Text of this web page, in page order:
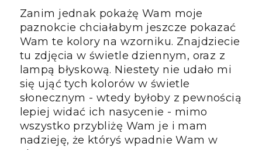
Zanim jednak pokażę Wam moje
paznokcie chciałabym jeszcze pokazać
Wam te kolory na wzorniku. Znajdziecie
tu zdjęcia w świetle dziennym, oraz z
lampą błyskową. Niestety nie udało mi
się ująć tych kolorów w świetle
słonecznym - wtedy byłoby z pewnością
lepiej widać ich nasycenie - mimo
wszystko przybliżę Wam je i mam
nadzieję, że któryś wpadnie Wam w